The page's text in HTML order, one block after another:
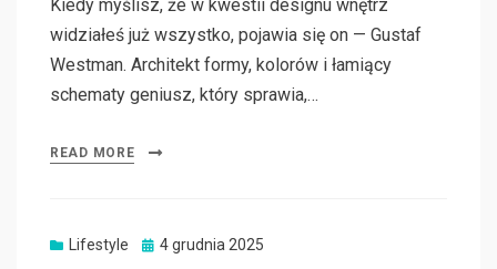
Kiedy myślisz, że w kwestii designu wnętrz
widziałeś już wszystko, pojawia się on — Gustaf
Westman. Architekt formy, kolorów i łamiący
schematy geniusz, który sprawia,…
READ MORE
Lifestyle
Posted
4 grudnia 2025